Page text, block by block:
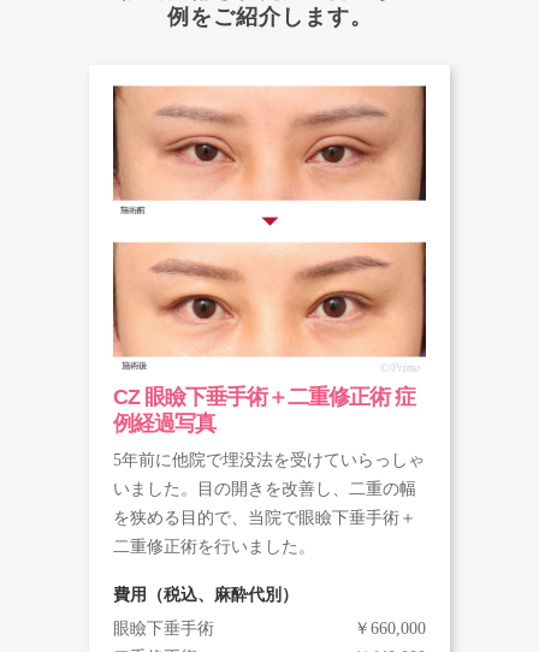
例をご紹介します。
CZ 眼瞼下垂手術＋二重修正術 症
例経過写真
5年前に他院で埋没法を受けていらっしゃ
いました。目の開きを改善し、二重の幅
を狭める目的で、当院で眼瞼下垂手術＋
二重修正術を行いました。
費用（税込、麻酔代別）
眼瞼下垂手術
￥660,000